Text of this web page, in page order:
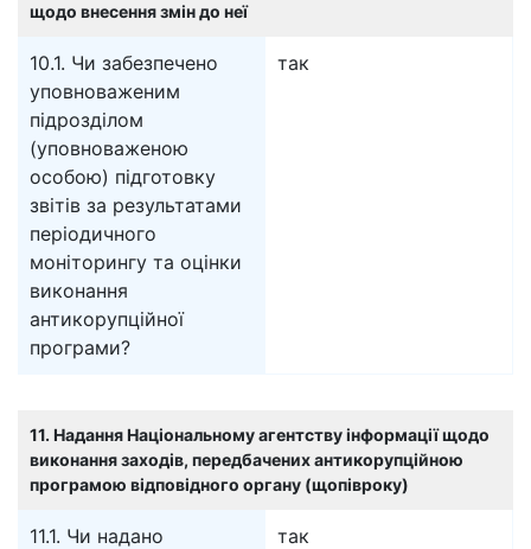
щодо внесення змін до неї
10.1. Чи забезпечено
уповноваженим
підрозділом
(уповноваженою
особою) підготовку
звітів за результатами
періодичного
моніторингу та оцінки
виконання
антикорупційної
програми?
так
11. Надання Національному агентству інформації щодо
виконання заходів, передбачених антикорупційною
програмою відповідного органу (щопівроку)
11.1. Чи надано
так